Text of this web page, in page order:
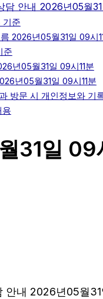
안내 2026년05월
기준
2026년05월31일 09시
준
년05월31일 09시11분
년05월31일 09시11분
방문 시 개인정보와 기
용
31일 09
안내 2026년05월31